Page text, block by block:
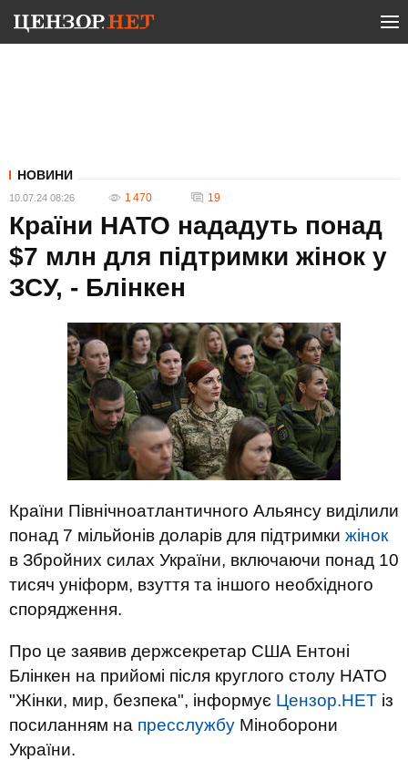
НОВИНИ
10.07.24 08:26 1 470 19
Країни НАТО нададуть понад
$7 млн для підтримки жінок у
ЗСУ, - Блінкен
Країни Північноатлантичного Альянсу виділили
понад 7 мільйонів доларів для підтримки жінок
в Збройних силах України, включаючи понад 10
тисяч уніформ, взуття та іншого необхідного
спорядження.
Про це заявив держсекретар США Ентоні
Блінкен на прийомі після круглого столу НАТО
"Жінки, мир, безпека", інформує Цензор.НЕТ із
посиланням на пресслужбу Міноборони
України.